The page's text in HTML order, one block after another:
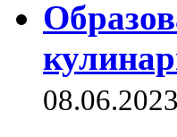
08.06.2023